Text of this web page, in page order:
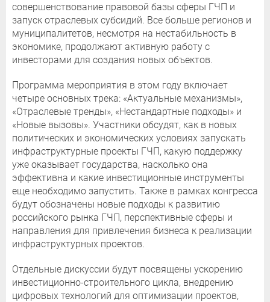
совершенствование правовой базы сферы ГЧП и
запуск отраслевых субсидий. Все больше регионов и
муниципалитетов, несмотря на нестабильность в
экономике, продолжают активную работу с
инвесторами для создания новых объектов.
Программа мероприятия в этом году включает
четыре основных трека: «Актуальные механизмы»,
«Отраслевые тренды», «Нестандартные подходы» и
«Новые вызовы». Участники обсудят, как в новых
политических и экономических условиях запускать
инфраструктурные проекты ГЧП, какую поддержку
уже оказывает государства, насколько она
эффективна и какие инвестиционные инструменты
еще необходимо запустить. Также в рамках конгресса
будут обозначены новые подходы к развитию
российского рынка ГЧП, перспективные сферы и
направления для привлечения бизнеса к реализации
инфраструктурных проектов.
Отдельные дискуссии будут посвящены ускорению
инвестиционно-строительного цикла, внедрению
цифровых технологий для оптимизации проектов,